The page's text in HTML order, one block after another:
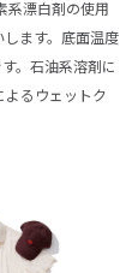
系漂白剤の使用
ます。底面温度
。石油系溶剤に
よるウェットク